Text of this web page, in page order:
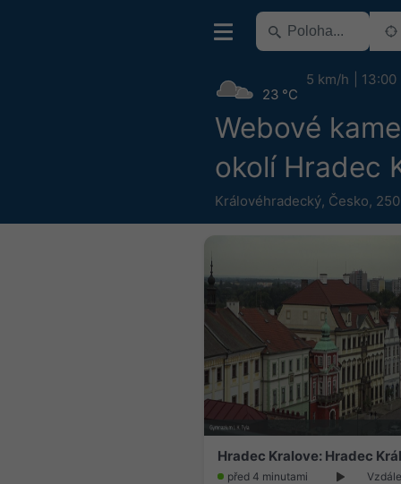
Webové
okolí Hradec
Královéhradecký, Česko,
23 °C
5 km/h 13:00
před 4 minutami